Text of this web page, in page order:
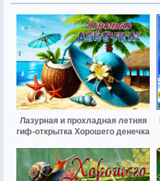
Лазурная и прохладная летняя
гиф-открытка Хорошего денечка